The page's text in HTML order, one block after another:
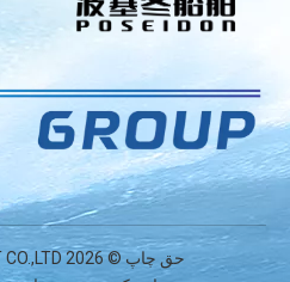
حق چاپ ©2026